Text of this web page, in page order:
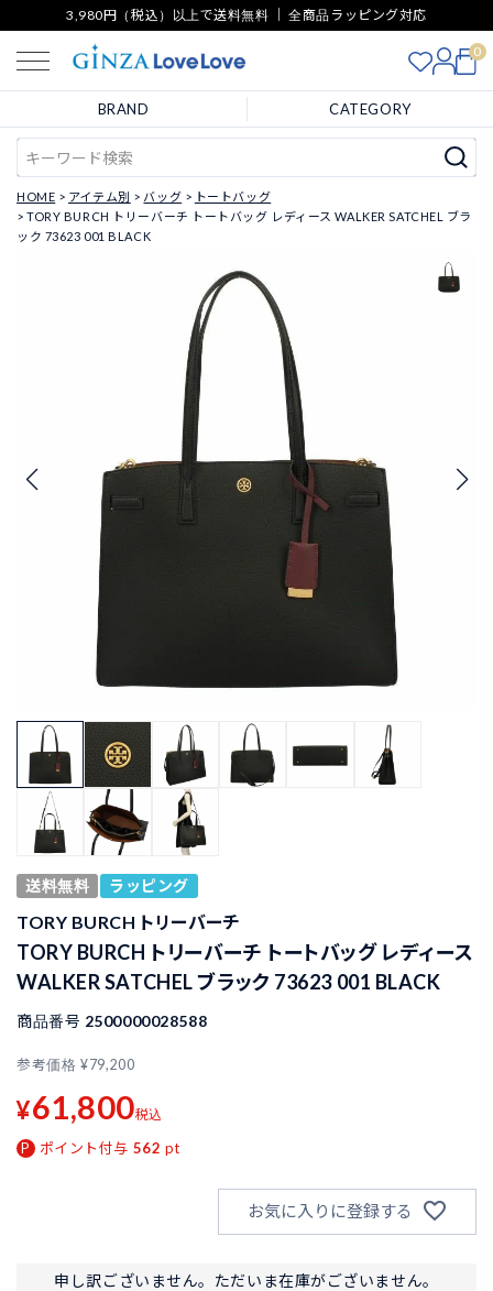
3,980円（税込）以上で送料無料 ｜ 全商品ラッピング対応
0
BRAND CATEGORY
HOME アイテム別 バッグ
トートバッグ
TORY BURCH トリーバーチ トートバッグ レディース WALKER SATCHEL ブラ
ック 73623 001 BLACK
送料無料 ラッピング
TORY BURCH トリーバーチ
TORY BURCH トリーバーチ トートバッグ レディース
WALKER SATCHEL ブラック 73623 001 BLACK
商品番号 2500000028588
参考価格 ¥79,200
¥61,800税込
ポイント付与 562 pt
お気に入りに登録する
申し訳ございません。ただいま在庫がございません。